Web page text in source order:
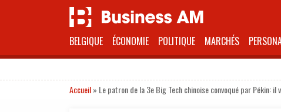
BELGIQUE ÉCONOMIE POLITIQUE MARCHÉS
Accueil» Le patron de la 3e Big Tech chinoise convoqué par Pékin: